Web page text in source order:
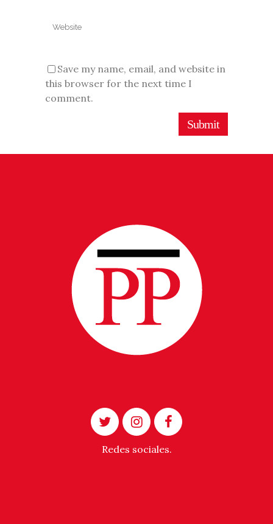
Save my name, email, and website in
this browser for the next time I
comment.
Redes sociales.